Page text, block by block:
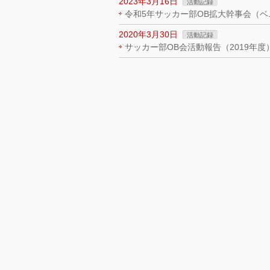
活動記録
令和5年サッカー部OB拡大幹事会（ベ
2020年3月30日 活動記録
サッカー部OB会活動報告（2019